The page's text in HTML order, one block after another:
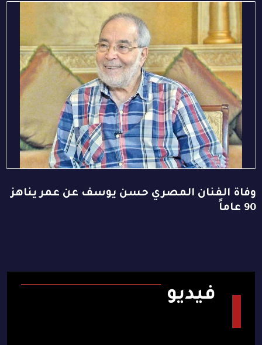
وفاة الفنان المصري حسن يوسف عن عمر يناهز
90 عاماً
فيديو